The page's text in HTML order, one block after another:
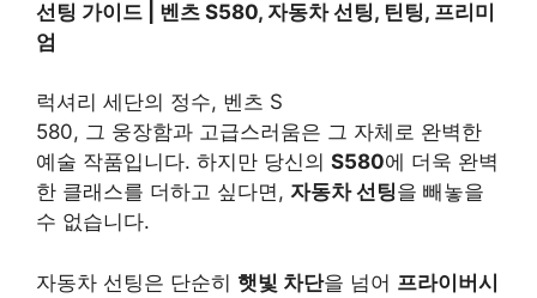
선팅 가이드 | 벤츠 S580, 자동차 선팅, 틴팅, 프리미
엄
럭셔리 세단의 정수, 벤츠 S
580, 그 웅장함과 고급스러움은 그 자체로 완벽한
예술 작품입니다. 하지만 당신의 S580에 더욱 완벽
한 클래스를 더하고 싶다면, 자동차 선팅을 빼놓을
수 없습니다.
자동차 선팅은 단순히 햇빛 차단을 넘어 프라이버시